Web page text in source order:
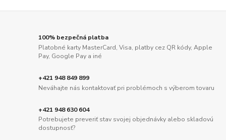
100% bezpečná platba
Platobné karty MasterCard, Visa, platby cez QR kódy, Apple
Pay, Google Pay a iné
+421 948 849 899
Neváhajte nás kontaktovať pri problémoch s výberom tovaru
+421 948 630 604
Potrebujete preveriť stav svojej objednávky alebo skladovú
dostupnosť?